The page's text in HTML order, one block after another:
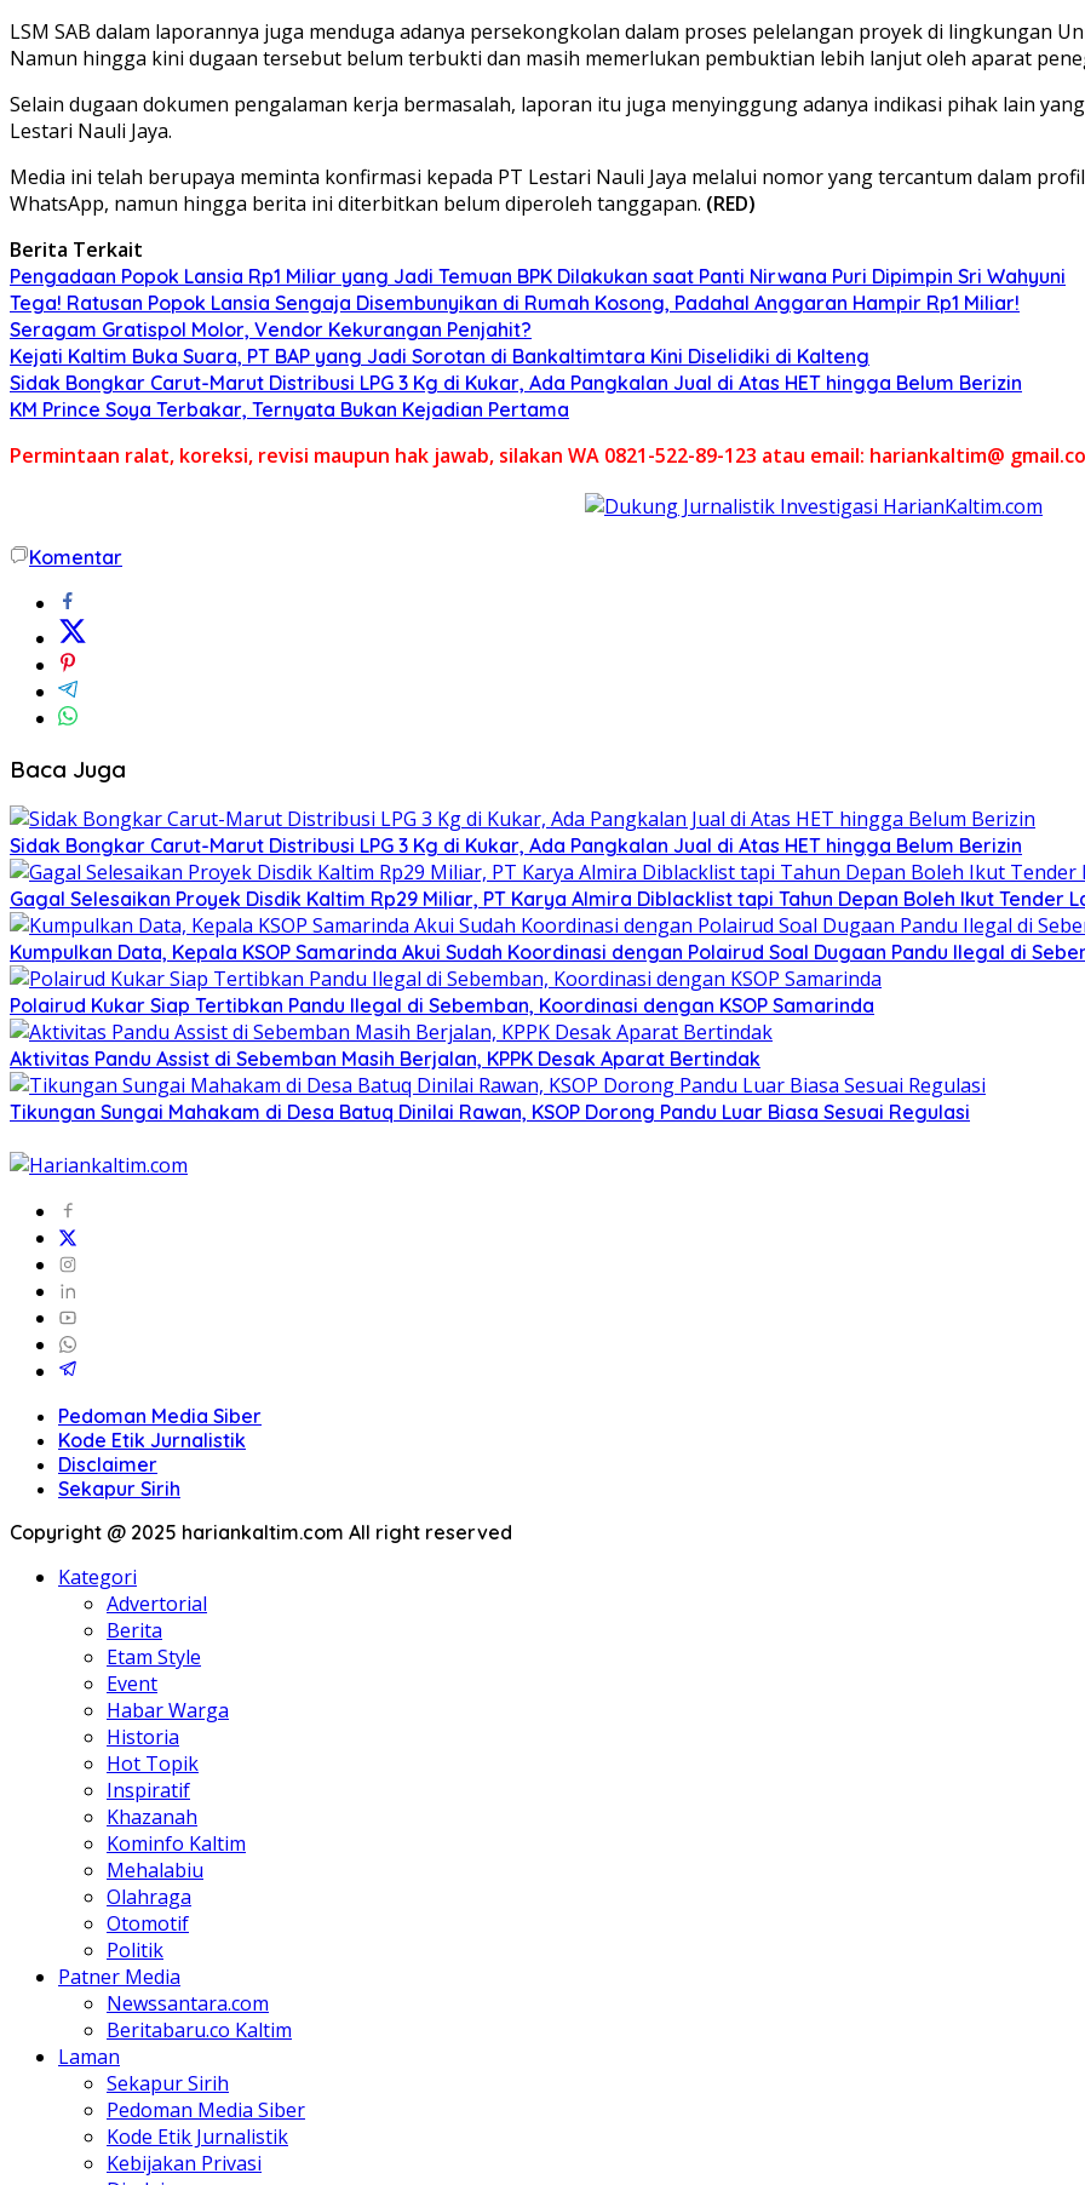
LSM SAB dalam laporannya juga menduga adanya persekongkolan dalam proses pelelangan proyek di lingkungan
Namun hingga kini dugaan tersebut belum terbukti dan masih memerlukan pembuktian lebih lanjut oleh aparat
Selain dugaan dokumen pengalaman kerja bermasalah, laporan itu juga menyinggung adanya indikasi pihak lain
Lestari Nauli Jaya.
Media ini telah berupaya meminta konfirmasi kepada PT Lestari Nauli Jaya melalui nomor yang tercantum dalam
WhatsApp, namun hingga berita ini diterbitkan belum diperoleh tanggapan. (RED)
Berita Terkait
Pengadaan Popok Lansia Rp1 Miliar yang Jadi Temuan BPK Dilakukan saat Panti Nirwana Puri Dipimpin Sri Wahyuni
Tega! Ratusan Popok Lansia Sengaja Disembunyikan di Rumah Kosong, Padahal Anggaran Hampir Rp1 Miliar!
Seragam Gratispol Molor, Vendor Kekurangan Penjahit?
Kejati Kaltim Buka Suara, PT BAP yang Jadi Sorotan di Bankaltimtara Kini Diselidiki di Kalteng
Sidak Bongkar Carut-Marut Distribusi LPG 3 Kg di Kukar, Ada Pangkalan Jual di Atas HET hingga Belum Berizin
KM Prince Soya Terbakar, Ternyata Bukan Kejadian Pertama
Permintaan ralat, koreksi, revisi maupun hak jawab, silakan WA 0821-522-89-123 atau email: hariankaltim@
Komentar
Baca Juga
Sidak Bongkar Carut-Marut Distribusi LPG 3 Kg di Kukar, Ada Pangkalan Jual di Atas HET hingga Belum Berizin
Gagal Selesaikan Proyek Disdik Kaltim Rp29 Miliar, PT Karya Almira Diblacklist tapi Tahun Depan Boleh Ikut Tender
Kumpulkan Data, Kepala KSOP Samarinda Akui Sudah Koordinasi dengan Polairud Soal Dugaan Pandu Ilegal di
Polairud Kukar Siap Tertibkan Pandu Ilegal di Sebemban, Koordinasi dengan KSOP Samarinda
Aktivitas Pandu Assist di Sebemban Masih Berjalan, KPPK Desak Aparat Bertindak
Tikungan Sungai Mahakam di Desa Batuq Dinilai Rawan, KSOP Dorong Pandu Luar Biasa Sesuai Regulasi
Pedoman Media Siber
Kode Etik Jurnalistik
Disclaimer
Sekapur Sirih
Copyright @ 2025 hariankaltim.com All right reserved
Kategori
Advertorial
Berita
Etam Style
Event
Habar Warga
Historia
Hot Topik
Inspiratif
Khazanah
Kominfo Kaltim
Mehalabiu
Olahraga
Otomotif
Politik
Patner Media
Newssantara.com
Beritabaru.co Kaltim
Laman
Sekapur Sirih
Pedoman Media Siber
Kode Etik Jurnalistik
Kebijakan Privasi